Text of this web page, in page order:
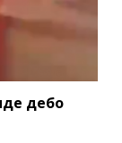
дебо